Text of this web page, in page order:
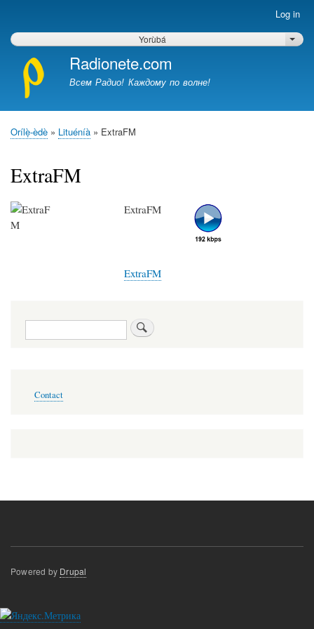
main
учётной
пользователя
Log in
Yorùbá List
Radionete.com
Всем Радио! Каждому по волне!
Breadcrumb
Orílẹ̀-èdè Lituéníà ExtraFM
ExtraFM
ExtraFM
ExtraFM
Search
Contact
Powered by Drupal